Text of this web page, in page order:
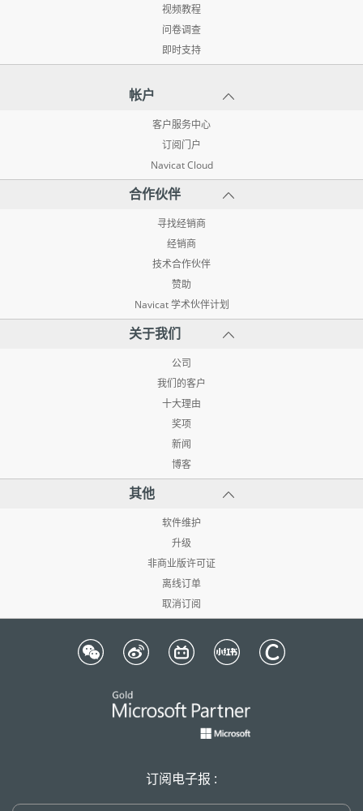
视频教程
问卷调查
即时支持
帐户
客户服务中心
订阅门户
Navicat Cloud
合作伙伴
寻找经销商
经销商
技术合作伙伴
赞助
Navicat 学术伙伴计划
关于我们
公司
我们的客户
十大理由
奖项
新闻
博客
其他
软件维护
升级
非商业版许可证
离线订单
取消订阅
订阅电子报 :